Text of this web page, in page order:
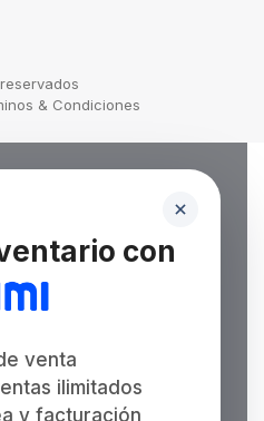
& Condiciones
con
venta
ilimitados
y facturación